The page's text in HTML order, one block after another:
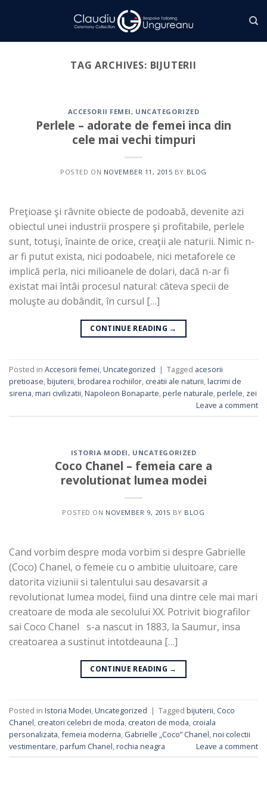
TAG ARCHIVES: BIJUTERII
ACCESORII FEMEI, UNCATEGORIZED
Perlele – adorate de femei inca din
cele mai vechi timpuri
POSTED ON NOVEMBER 11, 2015 BY BLOG
Preţioase şi râvnite obiecte de podoabă, devenite azi
obiectul unei industrii prospere şi profitabile, perlele
sunt, totuşi, înainte de orice, creaţii ale naturii. Nimic n-
ar fi putut exista, nici podoabele, nici metaforele ce
implică perla, nici milioanele de dolari, dacă n-ar fi
existat mai întâi procesul natural: câteva specii de
moluşte au dobândit, în cursul […]
CONTINUE READING →
Posted in Accesorii femei,Uncategorized | Tagged acesorii
pretioase,bijuterii,brodarea rochiilor, creatii ale naturii,lacrimi de
sirena,mari civilizatii,Napoleon Bonaparte,perle naturale,perlele, zei
Leave a comment
ISTORIA MODEI , UNCATEGORIZED
Coco Chanel – femeia care a
revolutionat lumea modei
POSTED ON NOVEMBER 9, 2015 BY BLOG
Cand vorbim despre moda vorbim si despre Gabrielle
(Coco) Chanel, o femeie cu o ambitie uluitoare, care
datorita viziunii si talentului sau desavarsit a
revolutionat lumea modei, fiind una dintre cele mai mari
creatoare de moda ale secolului XX. Potrivit biografilor
sai Coco Chanel s-a nascut in 1883, la Saumur, insa
creatoarea a sustinut intotdeauna […]
CONTINUE READING →
Posted in Istoria Modei,Uncategorized | Tagged bijuterii, Coco
Chanel, creatori celebri de moda, creatori de moda, croiala
personalizata,femeia moderna, Gabrielle „Coco” Chanel,noi colectii
vestimentare,parfum Chanel,rochia neagra Leave a comment